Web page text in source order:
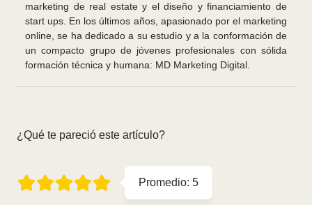
marketing de real estate y el diseño y financiamiento de
start ups. En los últimos años, apasionado por el marketing
online, se ha dedicado a su estudio y a la conformación de
un compacto grupo de jóvenes profesionales con sólida
formación técnica y humana: MD Marketing Digital.
¿Qué te pareció este artículo?
Promedio: 5